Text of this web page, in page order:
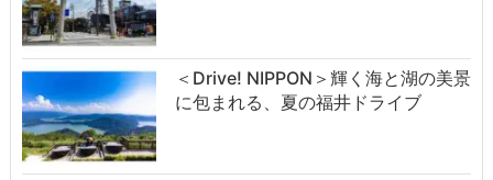
＜Drive! NIPPON＞輝く海と湖の美景
に包まれる、夏の福井ドライブ